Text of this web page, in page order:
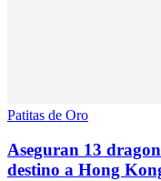
Patitas de Oro
Aseguran 13
destino a Hong